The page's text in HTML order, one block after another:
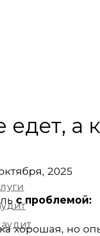
едет, а
2025
с проблемой:
хорошая, но